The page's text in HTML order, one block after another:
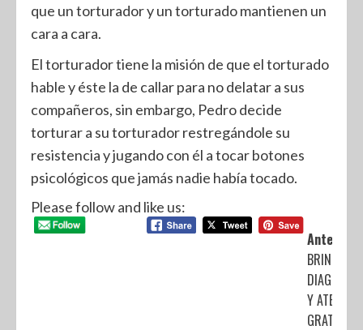
que un torturador y un torturado mantienen un
cara a cara.
El torturador tiene la misión de que el torturado
hable y éste la de callar para no delatar a sus
compañeros, sin embargo, Pedro decide
torturar a su torturador restregándole su
resistencia y jugando con él a tocar botones
psicológicos que jamás nadie había tocado.
Please follow and like us:
Anterior:
BRINDA
Y
GRATUITA